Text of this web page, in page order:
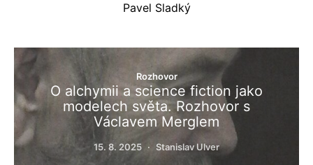
Pavel Sladký
Rozhovor
O alchymii a science fiction jako
modelech světa. Rozhovor s
Václavem Merglem
15. 8. 2025 Stanislav Ulver